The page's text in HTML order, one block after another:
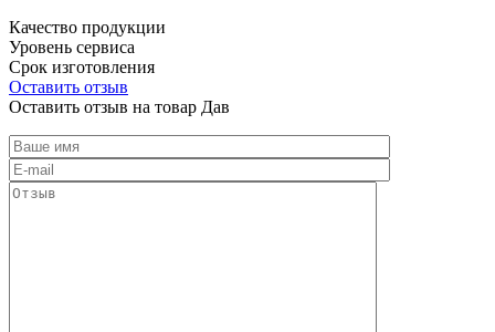
Качество продукции
Уровень сервиса
Срок изготовления
Оставить отзыв
Оставить отзыв на товар Дав